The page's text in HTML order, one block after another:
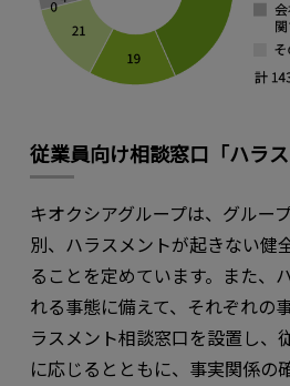
従業員向け相談窓口「ハラス
キオクシアグループは、グルー
別、ハラスメントが起きない健
ることを定めています。また、
れる事態に備えて、それぞれの
ラスメント相談窓口を設置し、
に応じるとともに、事実関係の